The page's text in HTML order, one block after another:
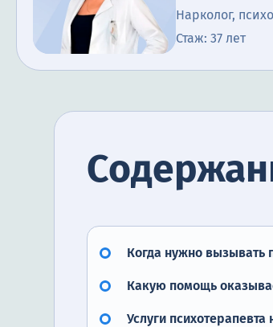
Нарколог,
Стаж: 37 лет
Когда нужно вызывать
Какую помощь
Услуги психотерапевта